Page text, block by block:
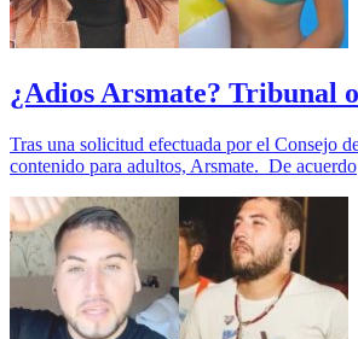
¿Adios Arsmate? Tribunal
Tras una solicitud efectuada por el Consejo
contenido para adultos, Arsmate. De acuerdo